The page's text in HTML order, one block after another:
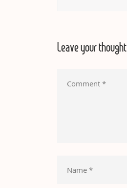
Leave your thought